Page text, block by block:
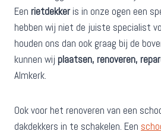
Een rietdekker is in onze ogen een
hebben wij niet de juiste specialist
houden ons dan ook graag bij de
kunnen wij plaatsen, renoveren,
Almkerk.
Ook voor het renoveren van een
dakdekkers in te schakelen. Een